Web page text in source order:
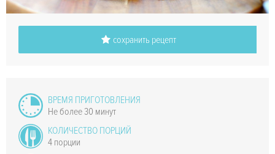
сохранить рецепт
ВРЕМЯ ПРИГОТОВЛЕНИЯ
Не более 30 минут
КОЛИЧЕСТВО ПОРЦИЙ
4 порции